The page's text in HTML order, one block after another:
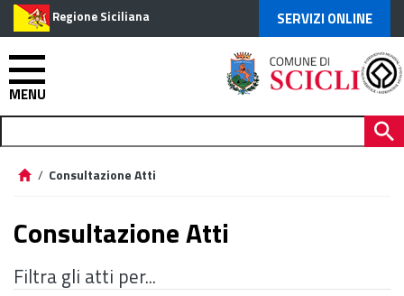
Regione Siciliana SERVIZI ONLINE
MENU
/ Consultazione Atti
Consultazione Atti
Filtra gli atti per...